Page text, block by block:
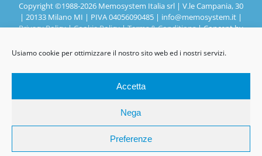
Usiamo cookie per ottimizzare il nostro sito web ed i nostri servizi.
Accetta
Nega
Preferenze
Copyright ©1988-2026 Memosystem Italia srl | V.le Campania, 30
| 20133 Milano MI | PIVA 04056090485 | info@memosystem.it |
Privacy Policy|Cookie Policy|Terms & Conditions| Concept by